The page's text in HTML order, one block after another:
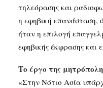
τηλεόρασης και
η εφηβική επανάσταση,
ήταν η επιλογή
εφηβικής έκφρασης και
Το έργο της
«Στην Νότιο Ασία